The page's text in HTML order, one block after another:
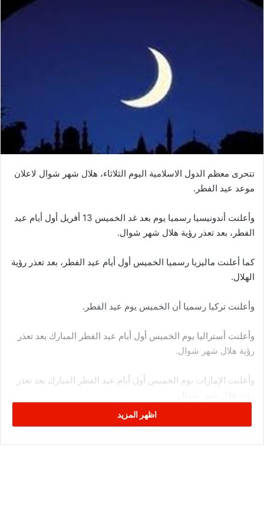
تتحرى معظم الدول الاسلامية اليوم الثلاثاء، هلال شهر شوال لاعلان
موعد عيد الفطر.
وأعلنت أندونيسيا رسميا يوم بعد غد الخميس 13 أفريل أول أيام عيد
الفطر، بعد تعذر رؤية هلال شهر شوال.
كما أعلنت ماليزيا رسميا الخميس أول أيام عيد الفطر، بعد تعذر رؤية
الهلال.
وأعلنت تركيا رسميا أن الخميس يوم عيد الفطر.
وأعلنت أستراليا يوم الخميس أول أيام عيد الفطر المبارك بعد تعذر
رؤية هلال شهر شوال.
وأعلنت الإمارات يوم الخميس أول أيام عيد الفطر المبارك بعد تعذر
اظهر المزيد